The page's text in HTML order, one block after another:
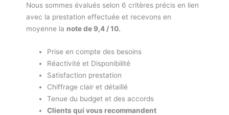
Nous sommes évalués selon 6 critères précis en lien
avec la prestation effectuée et recevons en
moyenne la note de 9,4 / 10.
Prise en compte des besoins
Réactivité et Disponibilité
Satisfaction prestation
Chiffrage clair et détaillé
Tenue du budget et des accords
Clients qui vous recommandent